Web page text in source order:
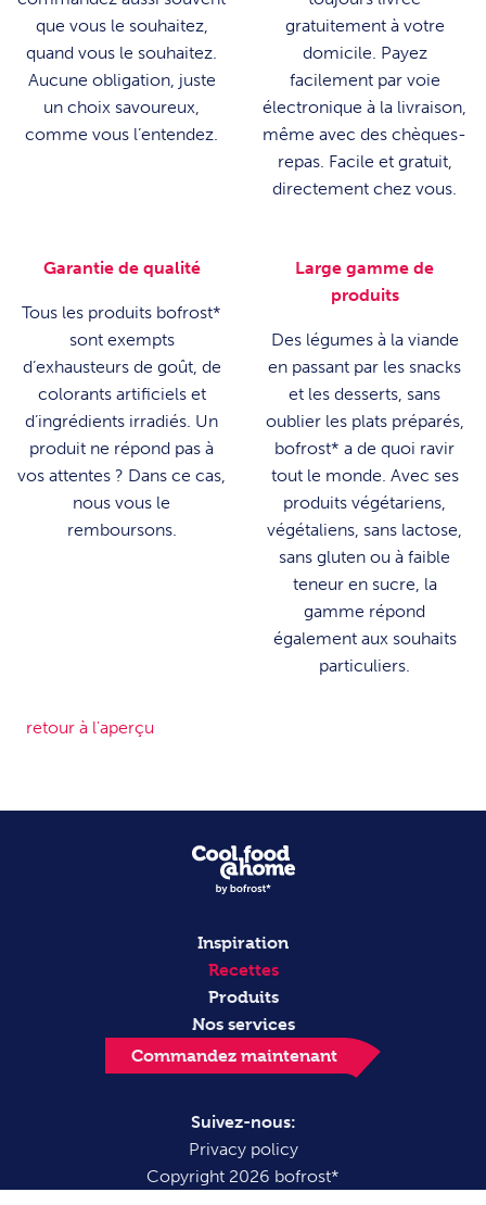
que vous le souhaitez,
quand vous le souhaitez.
Aucune obligation, juste
un choix savoureux,
comme vous l’entendez.
gratuitement à votre
domicile. Payez
facilement par voie
électronique à la livraison,
même avec des chèques-
repas. Facile et gratuit,
directement chez vous.
Garantie de qualité
Tous les produits bofrost*
sont exempts
d’exhausteurs de goût, de
colorants artificiels et
d’ingrédients irradiés. Un
produit ne répond pas à
vos attentes ? Dans ce cas,
nous vous le
remboursons.
Large gamme de
produits
Des légumes à la viande
en passant par les snacks
et les desserts, sans
oublier les plats préparés,
bofrost* a de quoi ravir
tout le monde. Avec ses
produits végétariens,
végétaliens, sans lactose,
sans gluten ou à faible
teneur en sucre, la
gamme répond
également aux souhaits
particuliers.
retour à l'aperçu
Inspiration
Recettes
Produits
Nos services
Commandez maintenant
Suivez-nous:
Privacy policy
Copyright 2026 bofrost*